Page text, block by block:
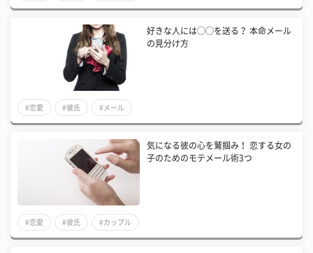
好きな人には◯◯を送る？ 本命メール
の見分け方
#恋愛 #彼氏 #メール
気になる彼の心を鷲掴み！ 恋する女の
子のためのモテメール術3つ
#恋愛 #彼氏 #カップル